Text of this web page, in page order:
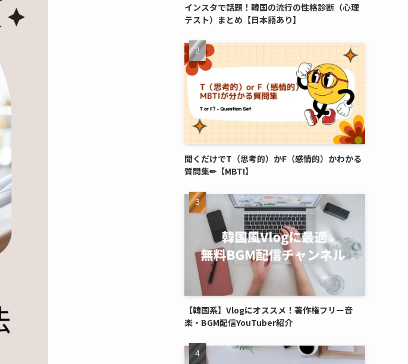
インスタで話題！韓国の流行の性格診断（心理
テスト）まとめ【日本語あり】
聞くだけでT（思考的）かF（感情的）かわかる
質問集✏︎【MBTI】
【韓国系】Vlogにオススメ！著作権フリー音
楽・BGM配信YouTuber紹介